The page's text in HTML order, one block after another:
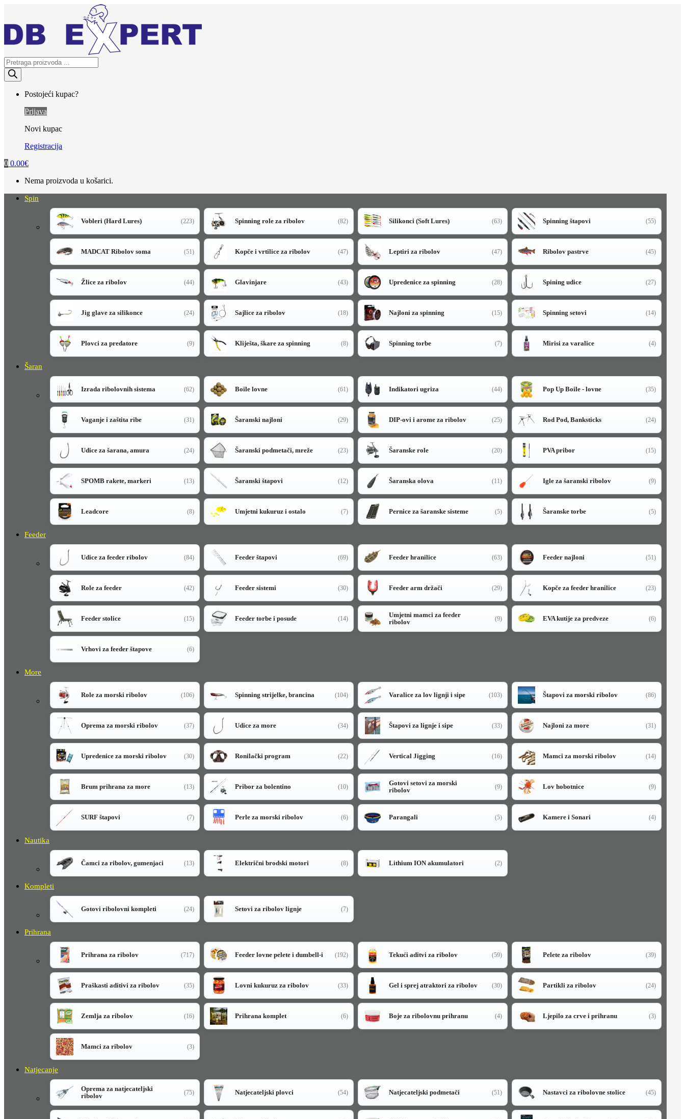
navigation
content
Products
search
Postojeći kupac?
Prijava
Novi kupac
Registracija
0 0.00€
Nema proizvoda u košarici.
Spin
Vobleri (Hard Lures) (223) Spinning role za ribolov (82) Silikonci (Soft Lures) (63) Spinning štapovi (55)
MADCAT Ribolov soma (51) Kopče i vrtilice za ribolov (47) Leptiri za ribolov (47) Ribolov pastrve (45)
Žlice za ribolov (44) Glavinjare (43) Upredenice za spinning (28) Spining udice (27)
Jig glave za silikonce (24) Sajlice za ribolov (18) Najloni za spinning (15) Spinning setovi (14)
Plovci za predatore (9) Kliješta, škare za spinning (8) Spinning torbe (7) Mirisi za varalice (4)
Šaran
Izrada ribolovnih sistema (62) Boile lovne (61) Indikatori ugriza (44) Pop Up Boile - lovne (35)
Vaganje i zaštita ribe (31) Šaranski najloni (29) DIP-ovi i arome za ribolov (25) Rod Pod, Banksticks (24)
Udice za šarana, amura (24) Šaranski podmetači, mreže (23) Šaranske role (20) PVA pribor (15)
SPOMB rakete, markeri (13) Šaranski štapovi (12) Šaranska olova (11) Igle za šaranski ribolov (9)
Leadcore (8) Umjetni kukuruz i ostalo (7) Pernice za šaranske sisteme (5) Šaranske torbe (5)
Feeder
Udice za feeder ribolov (84) Feeder štapovi (69) Feeder hranilice (63) Feeder najloni (51)
Role za feeder (42) Feeder sistemi (30) Feeder arm držači (29) Kopče za feeder hranilice (23)
Feeder stolice (15) Feeder torbe i posude (14)
Umjetni mamci za feeder
ribolov
(9) EVA kutije za predveze (6)
Vrhovi za feeder štapove (6)
More
Role za morski ribolov (106) Spinning strijelke, brancina (104) Varalice za lov lignji i sipe (103) Štapovi za morski ribolov (86)
Oprema za morski ribolov (37) Udice za more (34) Štapovi za lignje i sipe (33) Najloni za more (31)
Upredenice za morski ribolov (30) Ronilački program (22) Vertical Jigging (16) Mamci za morski ribolov (14)
Brum prihrana za more (13) Pribor za bolentino (10)
Gotovi setovi za morski
ribolov
(9) Lov hobotnice (9)
SURF štapovi (7) Perle za morski ribolov (6) Parangali (5) Kamere i Sonari (4)
Nautika
Čamci za ribolov, gumenjaci (13) Električni brodski motori (8) Lithium ION akumulatori (2)
Kompleti
Gotovi ribolovni kompleti (24) Setovi za ribolov lignje (7)
Prihrana
Prihrana za ribolov (717) Feeder lovne pelete i dumbell-i (192) Tekući aditvi za ribolov (59) Pelete za ribolov (39)
Praškasti aditivi za ribolov (35) Lovni kukuruz za ribolov (33) Gel i sprej atraktori za ribolov (30) Partikli za ribolov (24)
Zemlja za ribolov (16) Prihrana komplet (6) Boje za ribolovnu prihranu (4) Ljepilo za crve i prihranu (3)
Mamci za ribolov (3)
Natjecanje
Oprema za natjecateljski
ribolov
(75) Natjecateljski plovci (54) Natjecateljski podmetači (51) Nastavci za ribolovne stolice (45)